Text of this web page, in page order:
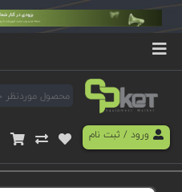
ورود/ ثبت نام